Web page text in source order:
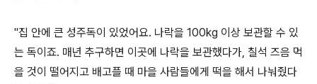
"집 안에 큰 성주독이 있었어요. 나락을 100kg 이상 보관할 수 있
는 독이죠. 매년 추구하면 이곳에 나락을 보관했다가, 칠석 즈음 먹
을 것이 떨어지고 배고플 때 마을 사람들에게 떡을 해서 나눠줬다